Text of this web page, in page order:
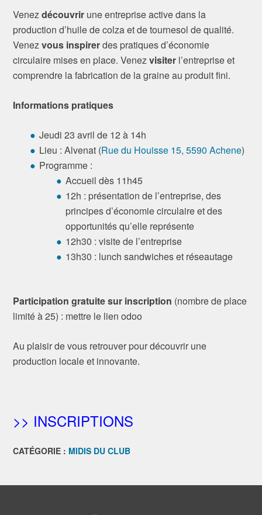
Venezdécouvrir une entreprise active dans la
production d’huile de colza et de tournesol de qualité.
Venezvous inspirerdes pratiques d’économie
circulaire mises en place. Venezvisiter l’entreprise et
comprendre la fabrication de la graine au produit fini.
Informations pratiques
Jeudi 23 avril de 12 à 14h
Lieu : Alvenat (Rue du Houisse 15, 5590 Achene)
Programme :
Accueil dès 11h45
12h : présentation de l’entreprise, des
principes d’économie circulaire et des
opportunités qu’elle représente
12h30 : visite de l’entreprise
13h30 : lunch sandwiches et réseautage
Participation gratuite sur inscription (nombre de place
limité à 25) : mettre le lien odoo
Au plaisir de vous retrouver pour découvrir une
production locale et innovante.
>> INSCRIPTIONS
CATÉGORIE : MIDIS DU CLUB